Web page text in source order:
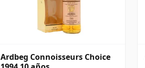
Ardbeg Connoisseurs Choice